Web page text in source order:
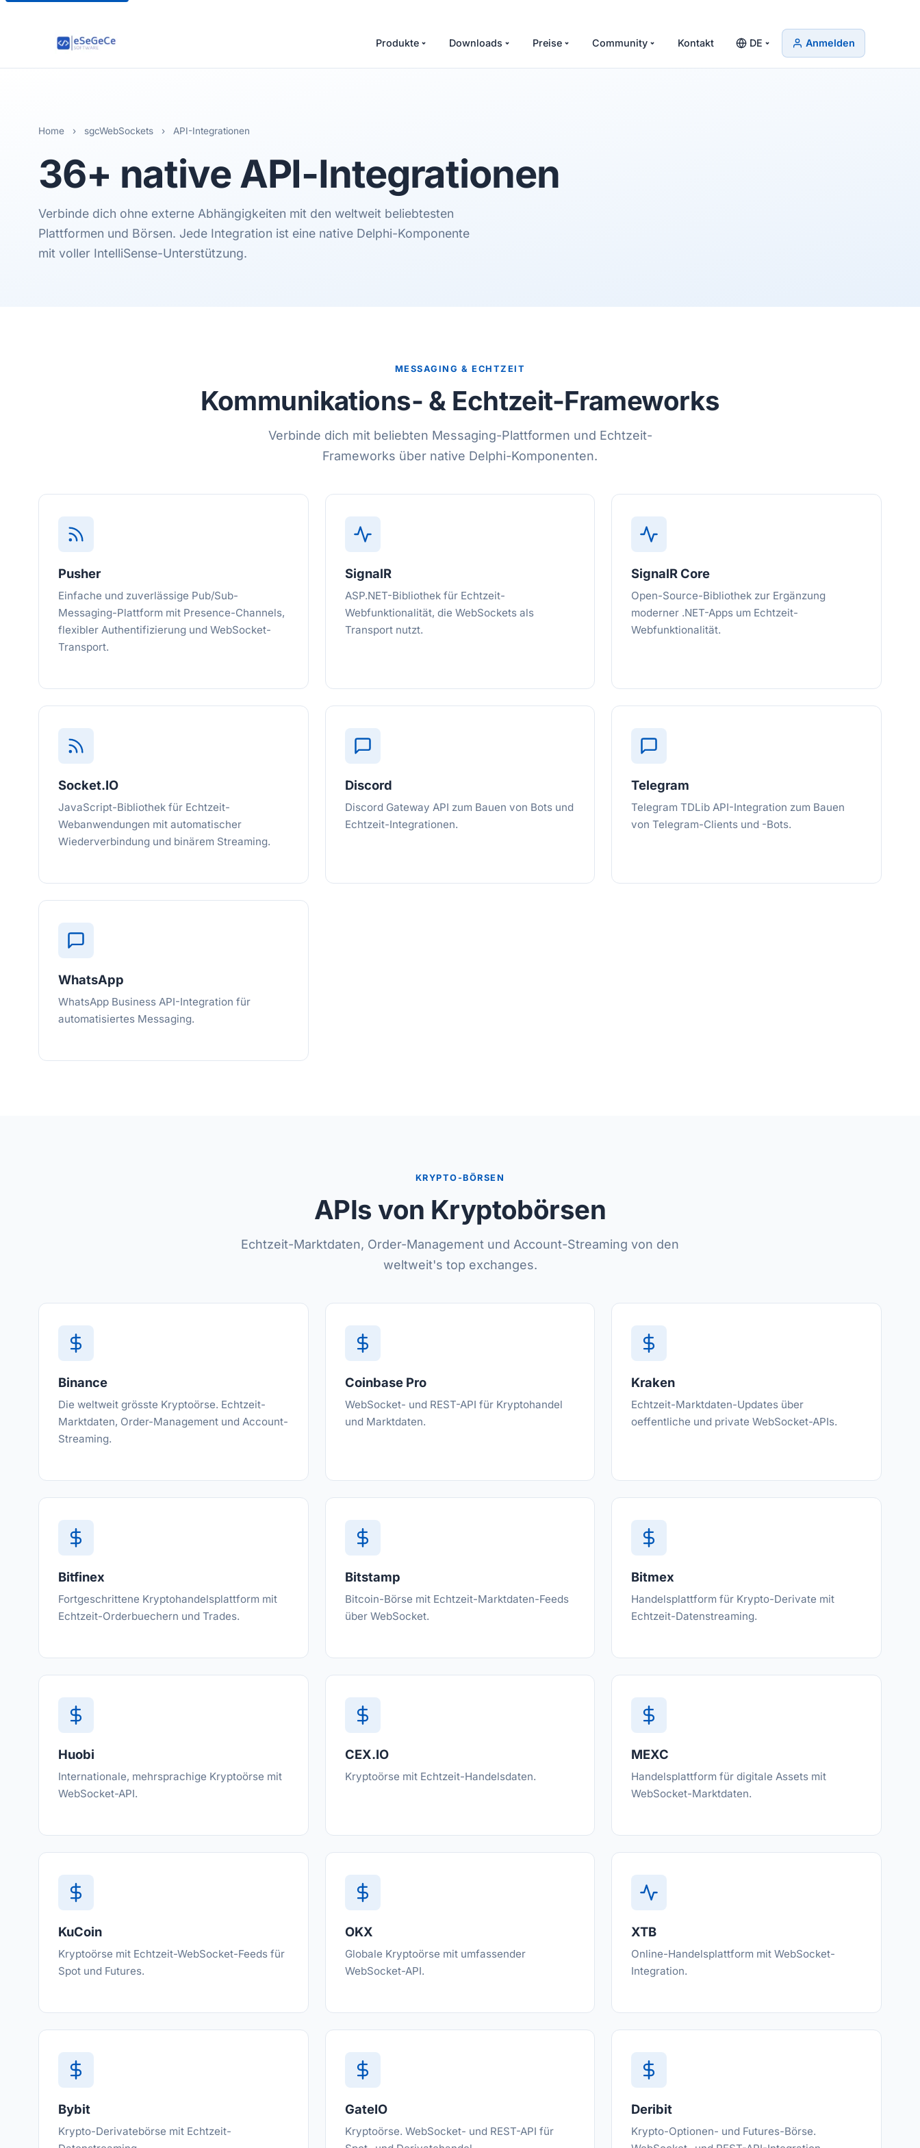
Produkte Downloads Preise Community Kontakt DE Anmelden
Home › sgcWebSockets › API-Integrationen
36+ nativeAPI-Integrationen
Verbinde dich ohne externe Abhängigkeiten mit den weltweit beliebtesten
Plattformen und Börsen. Jede Integration ist eine native Delphi-Komponente
mit voller IntelliSense-Unterstützung.
MESSAGING & ECHTZEIT
Kommunikations- & Echtzeit-Frameworks
Verbinde dich mit beliebten Messaging-Plattformen und Echtzeit-
Frameworks über native Delphi-Komponenten.
Pusher
Einfache und zuverlässige Pub/Sub-
Messaging-Plattform mit Presence-Channels,
flexibler Authentifizierung und WebSocket-
Transport.
SignalR
ASP.NET-Bibliothek für Echtzeit-
Webfunktionalität, die WebSockets als
Transport nutzt.
SignalR Core
Open-Source-Bibliothek zur Ergänzung
moderner .NET-Apps um Echtzeit-
Webfunktionalität.
Socket.IO
JavaScript-Bibliothek für Echtzeit-
Webanwendungen mit automatischer
Wiederverbindung und binärem Streaming.
Discord
Discord Gateway API zum Bauen von Bots und
Echtzeit-Integrationen.
Telegram
Telegram TDLib API-Integration zum Bauen
von Telegram-Clients und -Bots.
WhatsApp
WhatsApp Business API-Integration für
automatisiertes Messaging.
KRYPTO-BÖRSEN
APIs von Kryptobörsen
Echtzeit-Marktdaten, Order-Management und Account-Streaming von den
weltweit's top exchanges.
Binance
Die weltweit grösste Kryptoörse. Echtzeit-
Marktdaten, Order-Management und Account-
Streaming.
Coinbase Pro
WebSocket- und REST-API für Kryptohandel
und Marktdaten.
Kraken
Echtzeit-Marktdaten-Updates über
oeffentliche und private WebSocket-APIs.
Bitfinex
Fortgeschrittene Kryptohandelsplattform mit
Echtzeit-Orderbuechern und Trades.
Bitstamp
Bitcoin-Börse mit Echtzeit-Marktdaten-Feeds
über WebSocket.
Bitmex
Handelsplattform für Krypto-Derivate mit
Echtzeit-Datenstreaming.
Huobi
Internationale, mehrsprachige Kryptoörse mit
WebSocket-API.
CEX.IO
Kryptoörse mit Echtzeit-Handelsdaten.
MEXC
Handelsplattform für digitale Assets mit
WebSocket-Marktdaten.
KuCoin
Kryptoörse mit Echtzeit-WebSocket-Feeds für
Spot und Futures.
OKX
Globale Kryptoörse mit umfassender
WebSocket-API.
XTB
Online-Handelsplattform mit WebSocket-
Integration.
Bybit
Krypto-Derivatebörse mit Echtzeit-
GateIO
Kryptoörse. WebSocket- und REST-API für
Deribit
Krypto-Optionen- und Futures-Börse.